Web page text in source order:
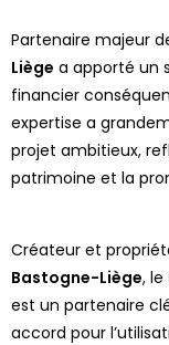
Partenaire majeur
Liège a apporté un
financier
expertise a
projet ambitieux,
patrimoine et la
Créateur et
Bastogne-Liège, le
est un partenaire
accord pour